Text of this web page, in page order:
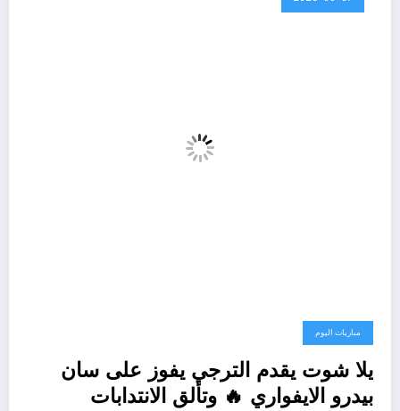
مباريات اليوم
يلا شوت يقدم الترجي يفوز على سان
بيدرو الايفواري 🔥 وتألق الانتدابات